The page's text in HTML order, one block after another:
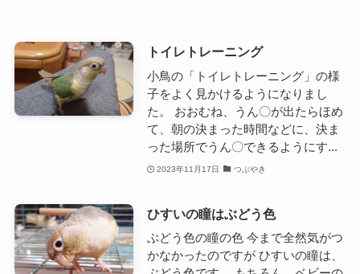
トイレトレーニング
小鳥の「トイレトレーニング」の様
子をよく見かけるようになりまし
た。 おおむね、うん〇が出たらほめ
て、朝の決まった時間などに、決ま
った場所でうん〇できるようにす...
2023年11月17日 つぶやき
ひすいの瞳はぶどう色
ぶどう色の瞳の色 今まで全然気がつ
かなかったのですが ひすいの瞳は、